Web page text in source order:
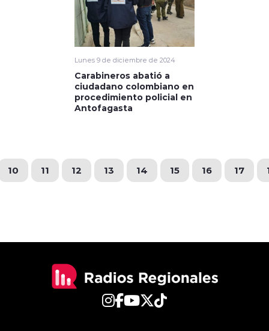
Lunes 9 de diciembre de 2024
Carabineros abatió a
ciudadano colombiano en
procedimiento policial en
Antofagasta
10 11 12 13 14 15 16 17